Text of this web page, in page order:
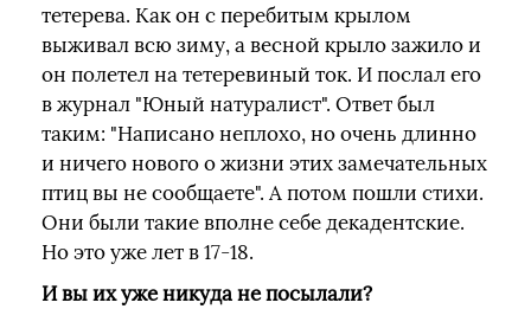
тетерева. Как он с перебитым крылом
выживал всю зиму, а весной крыло зажило и
он полетел на тетеревиный ток. И послал его
в журнал "Юный натуралист". Ответ был
таким: "Написано неплохо, но очень длинно
и ничего нового о жизни этих замечательных
птиц вы не сообщаете". А потом пошли стихи.
Они были такие вполне себе декадентские.
Но это уже лет в 17-18.
И вы их уже никуда не посылали?